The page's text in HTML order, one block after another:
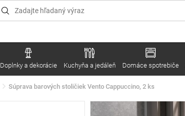
Doplnky a dekorácie Kuchyňa a jedáleň Domáce spotrebiče
Súprava barových stoličiek Vento Cappuccino, 2 ks